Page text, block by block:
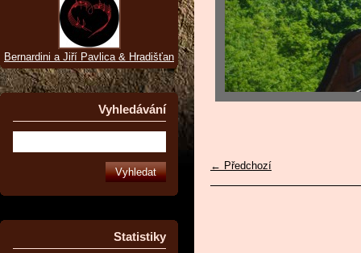
← Předchozí
Bernardini a Jiří Pavlica & Hradišťan
Vyhledávání
Statistiky